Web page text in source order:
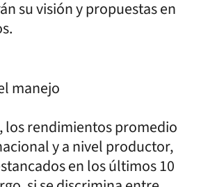
su visión y propuestas en
manejo
los rendimientos promedio
y a nivel productor,
en los últimos 10